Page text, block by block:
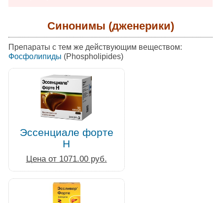
Синонимы (дженерики)
Препараты с тем же действующим веществом:
Фосфолипиды (Phospholipides)
Эссенциале форте
Н
Цена от 1071.00 руб.